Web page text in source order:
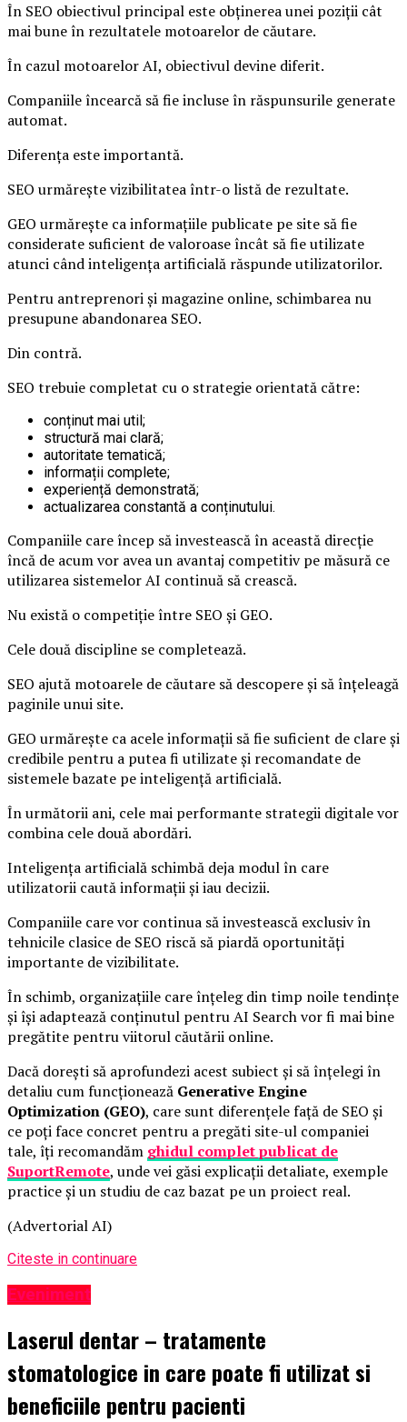
În SEO obiectivul principal este obținerea unei poziții cât
mai bune în rezultatele motoarelor de căutare.
În cazul motoarelor AI, obiectivul devine diferit.
Companiile încearcă să fie incluse în răspunsurile generate
automat.
Diferența este importantă.
SEO urmărește vizibilitatea într-o listă de rezultate.
GEO urmărește ca informațiile publicate pe site să fie
considerate suficient de valoroase încât să fie utilizate
atunci când inteligența artificială răspunde utilizatorilor.
Pentru antreprenori și magazine online, schimbarea nu
presupune abandonarea SEO.
Din contră.
SEO trebuie completat cu o strategie orientată către:
conținut mai util;
structură mai clară;
autoritate tematică;
informații complete;
experiență demonstrată;
actualizarea constantă a conținutului.
Companiile care încep să investească în această direcție
încă de acum vor avea un avantaj competitiv pe măsură ce
utilizarea sistemelor AI continuă să crească.
Nu există o competiție între SEO și GEO.
Cele două discipline se completează.
SEO ajută motoarele de căutare să descopere și să înțeleagă
paginile unui site.
GEO urmărește ca acele informații să fie suficient de clare și
credibile pentru a putea fi utilizate și recomandate de
sistemele bazate pe inteligență artificială.
În următorii ani, cele mai performante strategii digitale vor
combina cele două abordări.
Inteligența artificială schimbă deja modul în care
utilizatorii caută informații și iau decizii.
Companiile care vor continua să investească exclusiv în
tehnicile clasice de SEO riscă să piardă oportunități
importante de vizibilitate.
În schimb, organizațiile care înțeleg din timp noile tendințe
și își adaptează conținutul pentru AI Search vor fi mai bine
pregătite pentru viitorul căutării online.
Dacă dorești să aprofundezi acest subiect și să înțelegi în
detaliu cum funcționează Generative Engine
Optimization (GEO), care sunt diferențele față de SEO și
ce poți face concret pentru a pregăti site-ul companiei
tale, îți recomandăm ghidul complet publicat de
SuportRemote, unde vei găsi explicații detaliate, exemple
practice și un studiu de caz bazat pe un proiect real.
(Advertorial AI)
Citeste in continuare
Eveniment
Laserul dentar – tratamente
stomatologice in care poate fi utilizat si
beneficiile pentru pacienti